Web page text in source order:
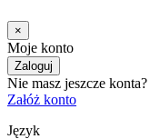
×
Moje konto
Zaloguj
Nie masz jeszcze konta?
Załóż konto
Język